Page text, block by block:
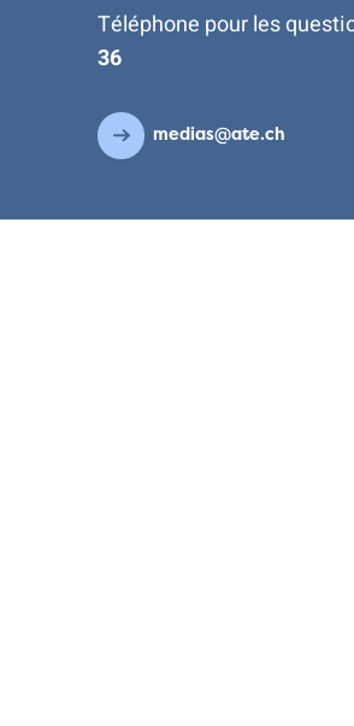
Téléphone pour les
36
medias@ate.ch